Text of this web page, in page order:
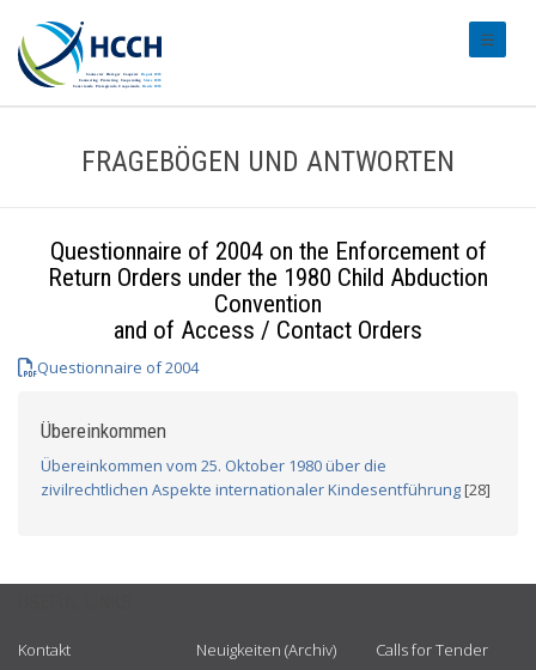
FRAGEBÖGEN UND ANTWORTEN
Questionnaire of 2004 on the Enforcement of
Return Orders under the 1980 Child Abduction
Convention
and of Access / Contact Orders
Questionnaire of 2004
Übereinkommen
Übereinkommen vom 25. Oktober 1980 über die
zivilrechtlichen Aspekte internationaler Kindesentführung[28]
Kontakt
Neuigkeiten (Archiv)
Calls for Tender